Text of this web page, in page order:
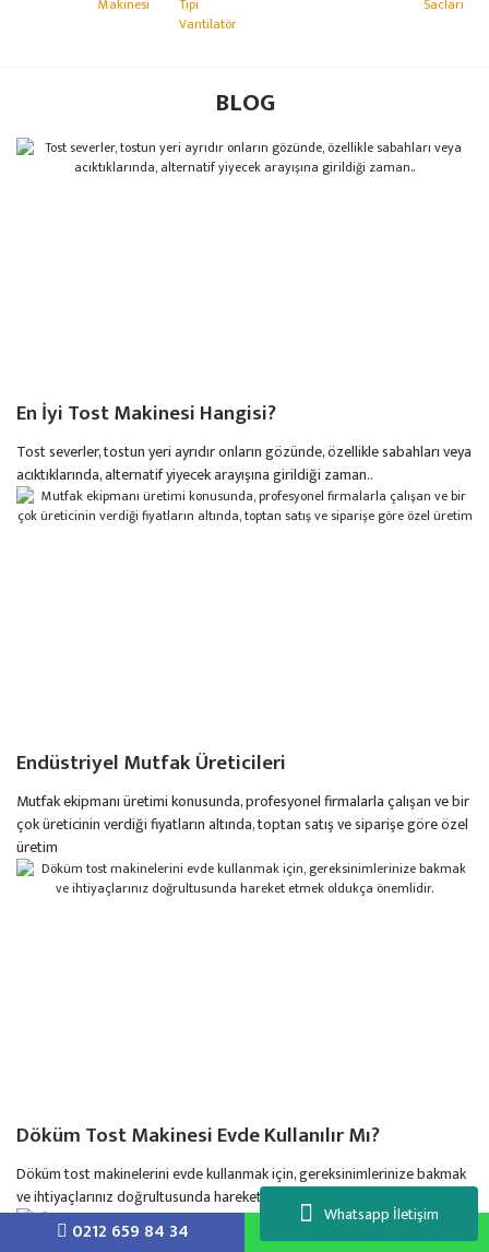
Whatsapp İletişim
BLOG
En İyi Tost Makinesi Hangisi?
Tost severler, tostun yeri ayrıdır onların gözünde, özellikle sabahları veya
acıktıklarında, alternatif yiyecek arayışına girildiği zaman..
Endüstriyel Mutfak Üreticileri
Mutfak ekipmanı üretimi konusunda, profesyonel firmalarla çalışan ve bir
çok üreticinin verdiği fiyatların altında, toptan satış ve siparişe göre özel
üretim
Döküm Tost Makinesi Evde Kullanılır Mı?
Döküm tost makinelerini evde kullanmak için, gereksinimlerinize bakmak
ve ihtiyaçlarınız doğrultusunda hareket etmek oldukça önemlidir.
0212 659 84 34 5558884844